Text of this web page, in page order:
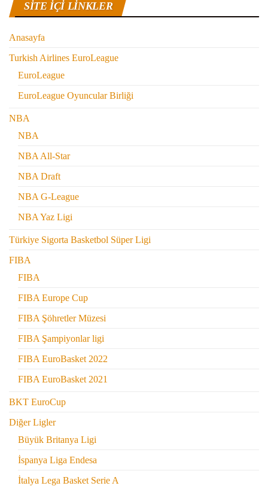
SITE IÇI LINKLER
Anasayfa
Turkish Airlines EuroLeague
EuroLeague
EuroLeague Oyuncular Birliği
NBA
NBA
NBA All-Star
NBA Draft
NBA G-League
NBA Yaz Ligi
Türkiye Sigorta Basketbol Süper Ligi
FIBA
FIBA
FIBA Europe Cup
FIBA Şöhretler Müzesi
FIBA Şampiyonlar ligi
FIBA EuroBasket 2022
FIBA EuroBasket 2021
BKT EuroCup
Diğer Ligler
Büyük Britanya Ligi
İspanya Liga Endesa
İtalya Lega Basket Serie A